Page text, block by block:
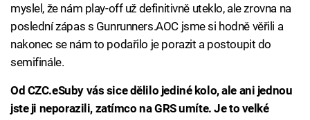
myslel, že nám play-off už definitivně uteklo, ale zrovna na
poslední zápas s Gunrunners.AOC jsme si hodně věřili a
nakonec se nám to podařilo je porazit a postoupit do
semifinále.
Od CZC.eSuby vás sice dělilo jediné kolo, ale ani jednou
jste ji neporazili, zatímco na GRS umíte. Je to velké